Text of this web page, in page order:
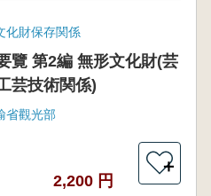
化財保存関係
覽 第2編 無形文化財(芸
芸技術関係)
省觀光部
2,200 円
＋